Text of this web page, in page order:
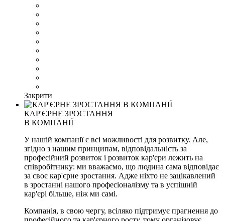
Закрити
КАР'ЄРНЕ ЗРОСТАННЯ
В КОМПАНІЇ
У нашій компанії є всі можливості для розвитку. Але,
згідно з нашим принципам, відповідальність за
професійний розвиток і розвиток кар'єри лежить на
співробітнику: ми вважаємо, що людина сама відповідає
за своє кар'єрне зростання. Адже ніхто не зацікавлений
в зростанні нашого професіоналізму та в успішній
кар'єрі більше, ніж ми самі.
Компанія, в свою чергу, всіляко підтримує прагнення до